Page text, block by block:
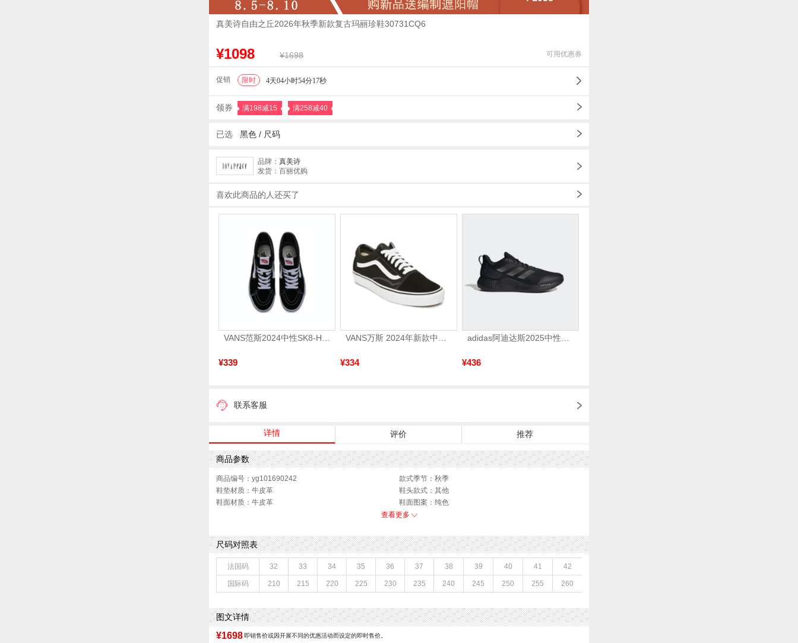
真美诗自由之丘2026年秋季新款复古玛丽珍鞋30731CQ6
¥1098 ¥1698 可用优惠券
促销 限时 4天04小时54分15秒
领券 满198减15 满258减40
已选 黑色 / 尺码
品牌： 真美诗
发货：百丽优购
喜欢此商品的人还买了
VANS范斯2024中性SK8-HiCL帆布鞋/硫化鞋VN000D5IB8C
¥339
VANS万斯 2024年新款中性OldSkool帆布鞋/硫化鞋VN000D3HY28（延续款）
¥334
adidas阿迪达斯2025中性edge gamedaySPW FTW-跑步GW2499
¥436
联系客服
详情 评价 推荐
商品参数
商品编号：yg101690242
款式季节：秋季
鞋垫材质：牛皮革
鞋头款式：其他
鞋面材质：牛皮革
鞋面图案：纯色
适用人群：女子
鞋面内里材质：牛皮革
性别：女子
皮质特征：牛皮革
上市时间：2026年秋季
鞋底材质：橡胶
参考鞋宽(女)：8CM
里料材质：牛皮革
色系：黑色
鞋类流行款式：玛丽珍鞋
流行元素：金属扣
查看更多
尺码对照表
法国码 32 33 34 35 36 37 38 39 40 41 42
国际码 210 215 220 225 230 235 240 245 250 255 260
图文详情
¥1698 即销售价或因开展不同的优惠活动而设定的即时售价。